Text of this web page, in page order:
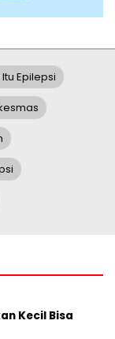
Epilepsi
Kecil Bisa